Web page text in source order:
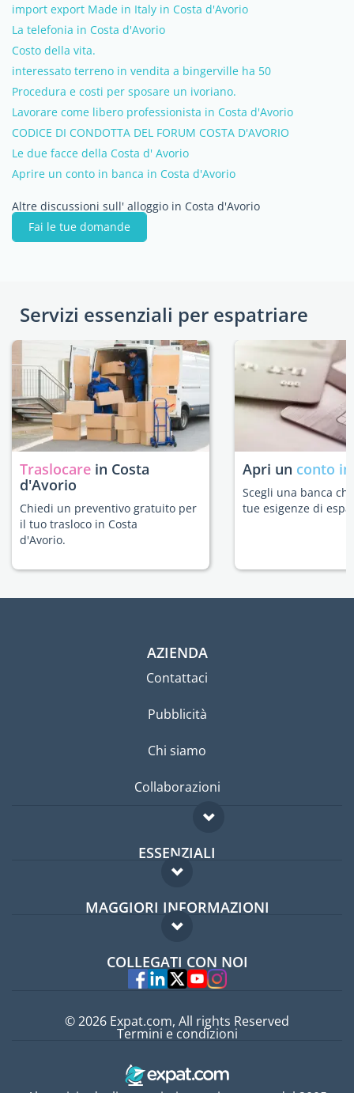
import export Made in Italy in Costa d'Avorio
La telefonia in Costa d'Avorio
Costo della vita.
interessato terreno in vendita a bingerville ha 50
Procedura e costi per sposare un ivoriano.
Lavorare come libero professionista in Costa d'Avorio
CODICE DI CONDOTTA DEL FORUM COSTA D'AVORIO
Le due facce della Costa d' Avorio
Aprire un conto in banca in Costa d'Avorio
Altre discussioni sull' alloggio in Costa d'Avorio
Fai le tue domande
Servizi essenziali per espatriare
Traslocare in Costa
d'Avorio
Chiedi un preventivo gratuito per
il tuo trasloco in Costa
d'Avorio.
Apri un conto
Scegli una banca
tue esigenze di
AZIENDA
Contattaci
Pubblicità
Chi siamo
Collaborazioni
ESSENZIALI
Forum per expat
Guida per expat
MAGGIORI INFORMAZIONI
Domande frequenti
Esperti
COLLEGATI CON NOI
© 2026 Expat.com, All rights Reserved
Termini e condizioni